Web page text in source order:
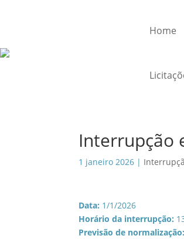
Home
Interrupção
1 janeiro 2026 |
Data: 1/1/2026
Horário da interrupção:
Previsão de normalização: